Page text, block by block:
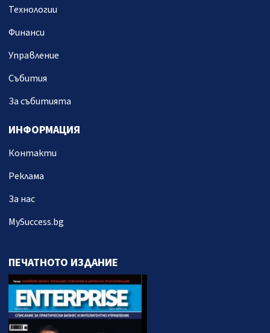
Технологии
Финанси
Управление
Събития
За събитията
ИНФОРМАЦИЯ
Контакти
Реклама
За нас
MySuccess.bg
ПЕЧАТНОТО ИЗДАНИЕ